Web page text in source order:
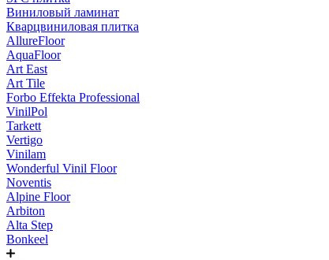
Виниловый ламинат
Кварцвиниловая плитка
AllureFloor
AquaFloor
Art East
Art Tile
Forbo Effekta Professional
VinilPol
Tarkett
Vertigo
Vinilam
Wonderful Vinil Floor
Noventis
Alpine Floor
Arbiton
Alta Step
Bonkeel